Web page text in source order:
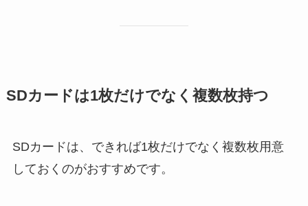
SDカードは1枚だけでなく複数枚持つ
SDカードは、できれば1枚だけでなく複数枚用意
しておくのがおすすめです。